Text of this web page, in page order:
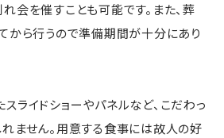
会を催すことも可能です。また、葬
から行うので準備期間が十分にあり
ライドショーやパネルなど、こだわっ
ません。用意する食事には故人の好